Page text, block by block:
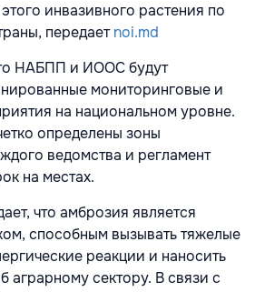
инвазивного растения по
передаетnoi.md
НАБПП и ИООС будут
мониторинговые и
на национальном уровне.
определены зоны
ведомства и регламент
на местах.
что амброзия является
способным вызывать тяжелые
реакции и наносить
аграрному сектору. В связи с